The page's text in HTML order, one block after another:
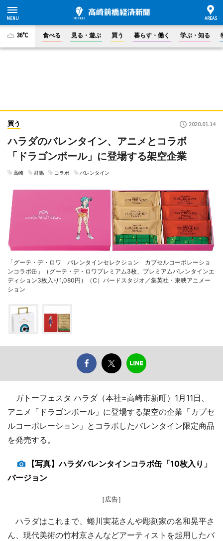
36°C 食べる 見る・遊ぶ 買う 暮らす・働く 学ぶ・知る
買う 2020.01.14
ハラダのバレンタイン、アニメとコラボ
「ドラゴンボール」に登場する架空企業
高崎 群馬 コラボ バレンタイン
「グーテ・デ・ロワ バレンタインセレクション カプセルコーポレーショ
ンコラボ缶」（グーテ・デ・ロワプレミアム3枚、プレミアムバレンタインエ
ディション3枚入り1,080円）（C）バードスタジオ／集英社・東映アニメー
ション
ガトーフェスタ ハラダ（本社=高崎市新町）1月11日、
アニメ「ドラゴンボール」に登場する架空の企業「カプセ
ルコーポレーション」とコラボしたバレンタイン限定商品
を発売する。
【写真】ハラダバレンタインコラボ缶「10枚入り」
バージョン
［広告］
ハラダはこれまで、蜷川実花さんや彫刻家の名和晃平さ
ん、現代美術の竹村京さんなどアーティストを起用したバ